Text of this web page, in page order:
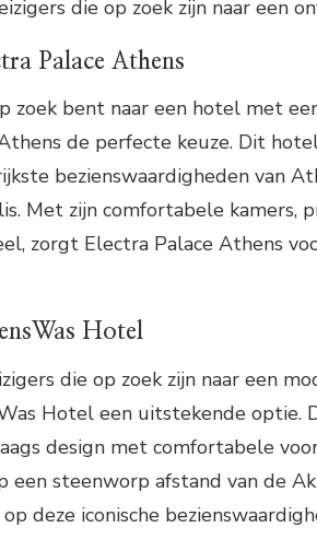
die op zoek zijn naar een
Palace Athens
zoek bent naar een hotel met
de perfecte keuze. Dit
bezienswaardigheden van
Met zijn comfortabele kamers,
zorgt Electra Palace Athens
Hotel
die op zoek zijn naar een
Hotel een uitstekende optie.
design met comfortabele
een steenworp afstand van de
deze iconische